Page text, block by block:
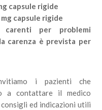
capsule rigide
capsule rigide
carenti per problemi
carenza è prevista per
i pazienti che
a contattare il medico
ed indicazioni utili